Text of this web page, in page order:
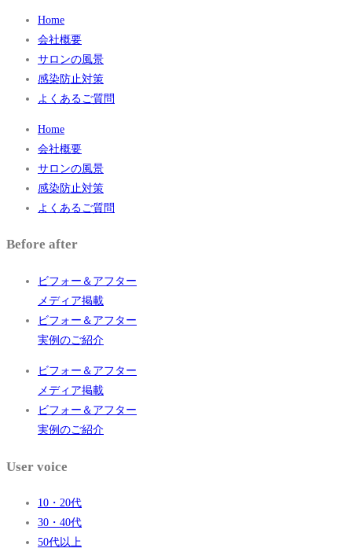
Home
会社概要
サロンの風景
感染防止対策
よくあるご質問
Home
会社概要
サロンの風景
感染防止対策
よくあるご質問
Before after
ビフォー＆アフター
メディア掲載
ビフォー＆アフター
実例のご紹介
ビフォー＆アフター
メディア掲載
ビフォー＆アフター
実例のご紹介
User voice
10・20代
30・40代
50代以上